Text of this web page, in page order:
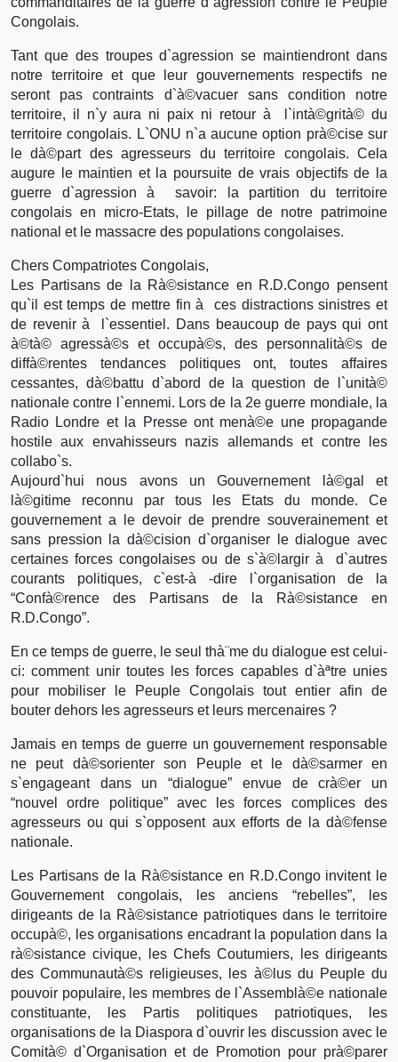
Congolais.
Tant que des troupes d`agression se maintiendront dans
notre territoire et que leur gouvernements respectifs ne
seront pas contraints d`à©vacuer sans condition notre
territoire, il n`y aura ni paix ni retour à l`intà©grità© du
territoire congolais. L`ONU n`a aucune option prà©cise sur
le dà©part des agresseurs du territoire congolais. Cela
augure le maintien et la poursuite de vrais objectifs de la
guerre d`agression à savoir: la partition du territoire
congolais en micro-Etats, le pillage de notre patrimoine
national et le massacre des populations congolaises.
Chers Compatriotes Congolais,
Les Partisans de la Rà©sistance en R.D.Congo pensent
qu`il est temps de mettre fin à ces distractions sinistres et
de revenir à l`essentiel. Dans beaucoup de pays qui ont
à©tà© agressà©s et occupà©s, des personnalità©s de
diffà©rentes tendances politiques ont, toutes affaires
cessantes, dà©battu d`abord de la question de l`unità©
nationale contre l`ennemi. Lors de la 2e guerre mondiale, la
Radio Londre et la Presse ont menà©e une propagande
hostile aux envahisseurs nazis allemands et contre les
collabo`s.
Aujourd`hui nous avons un Gouvernement là©gal et
là©gitime reconnu par tous les Etats du monde. Ce
gouvernement a le devoir de prendre souverainement et
sans pression la dà©cision d`organiser le dialogue avec
certaines forces congolaises ou de s`à©largir à d`autres
courants politiques, c`est-à -dire l`organisation de la
“Confà©rence des Partisans de la Rà©sistance en
R.D.Congo”.
En ce temps de guerre, le seul thà¨me du dialogue est celui-
ci: comment unir toutes les forces capables d`àªtre unies
pour mobiliser le Peuple Congolais tout entier afin de
bouter dehors les agresseurs et leurs mercenaires ?
Jamais en temps de guerre un gouvernement responsable
ne peut dà©sorienter son Peuple et le dà©sarmer en
s`engageant dans un “dialogue” envue de crà©er un
“nouvel ordre politique” avec les forces complices des
agresseurs ou qui s`opposent aux efforts de la dà©fense
nationale.
Les Partisans de la Rà©sistance en R.D.Congo invitent le
Gouvernement congolais, les anciens “rebelles”, les
dirigeants de la Rà©sistance patriotiques dans le territoire
occupà©, les organisations encadrant la population dans la
rà©sistance civique, les Chefs Coutumiers, les dirigeants
des Communautà©s religieuses, les à©lus du Peuple du
pouvoir populaire, les membres de l`Assemblà©e nationale
constituante, les Partis politiques patriotiques, les
organisations de la Diaspora d`ouvrir les discussion avec le
Comità© d`Organisation et de Promotion pour prà©parer